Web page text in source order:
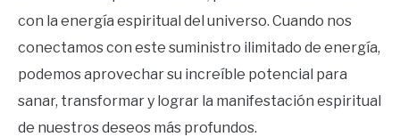
con la energía espiritual del universo. Cuando nos
conectamos con este suministro ilimitado de energía,
podemos aprovechar su increíble potencial para
sanar, transformar y lograr la manifestación espiritual
de nuestros deseos más profundos.